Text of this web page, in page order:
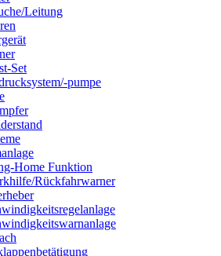
Leitung
Set
pumpe
Home Funktion
Rückfahrwarner